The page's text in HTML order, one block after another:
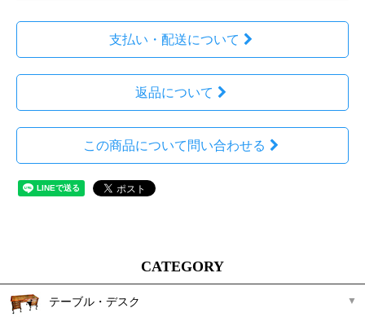
支払い・配送について
返品について
この商品について問い合わせる
CATEGORY
テーブル・デスク